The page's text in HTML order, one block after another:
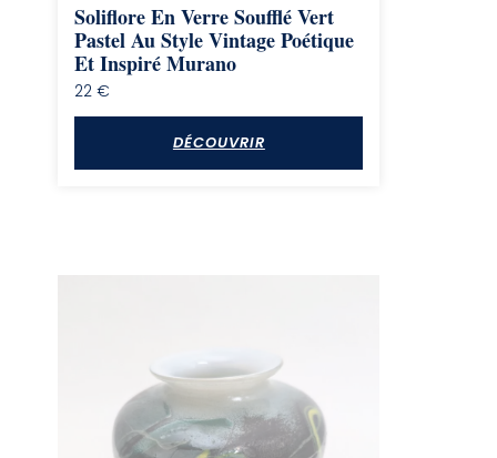
Soliflore En Verre Soufflé Vert
Pastel Au Style Vintage Poétique
Et Inspiré Murano
22€
DÉCOUVRIR